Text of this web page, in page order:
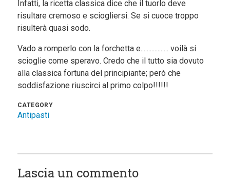
Infatti, la ricetta classica dice che il tuorlo deve
risultare cremoso e sciogliersi. Se si cuoce troppo
risulterà quasi sodo.
Vado a romperlo con la forchetta e.................. voilà si
scioglie come speravo. Credo che il tutto sia dovuto
alla classica fortuna del principiante; però che
soddisfazione riuscirci al primo colpo!!!!!!
CATEGORY
Antipasti
Lascia un commento